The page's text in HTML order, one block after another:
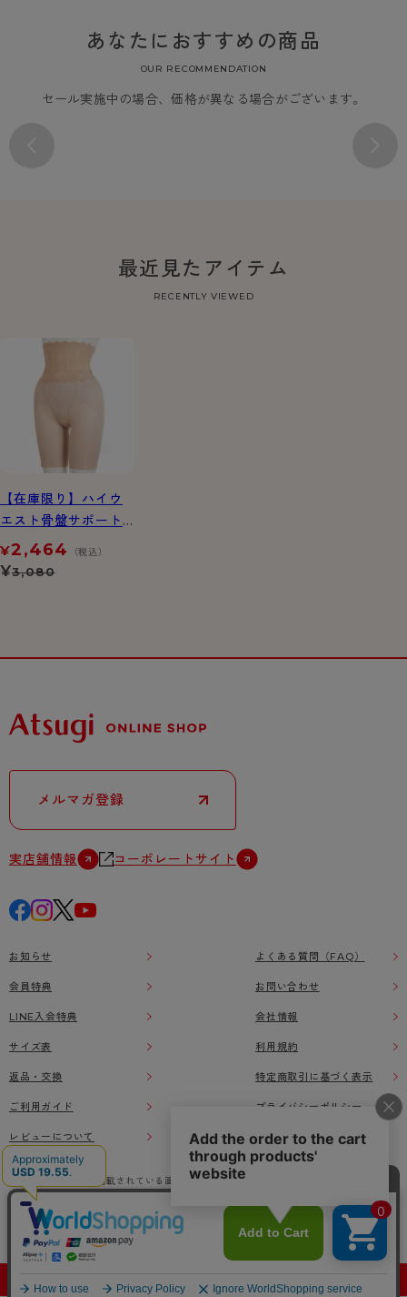
あなたにおすすめの商品
OUR RECOMMENDATION
セール実施中の場合、価格が異なる場合がございます。
最近見たアイテム
RECENTLY VIEWED
【在庫限り】ハイウ
エスト骨盤サポート
ヘム ロング ガードル
¥2,464 （税込）
¥3,080
メルマガ登録
実店舗情報 コーポレートサイト
お知らせ
会員特典
LINE入会特典
サイズ表
返品・交換
ご利用ガイド
レビューについて
よくある質問（FAQ）
お問い合わせ
会社情報
利用規約
特定商取引に基づく表示
プライバシーポリシー
本ウェブサイト上に掲載されている画像、イラストなどの著作物の全部または一部をアツ